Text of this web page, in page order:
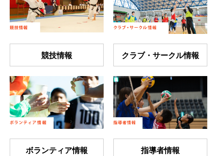
競技情報 クラブ・サークル情報
ボランティア情報 指導者情報